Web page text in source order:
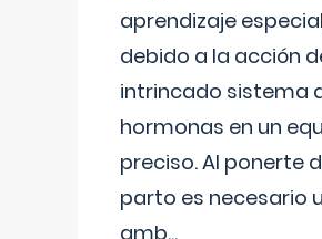
aprendizaje
debido a la acción
intrincado sistema
hormonas en un
preciso. Al ponerte
parto es necesario
amb...